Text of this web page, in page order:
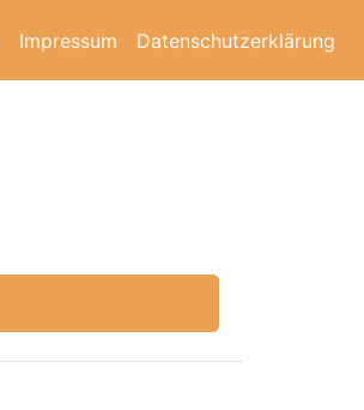
Impressum Datenschutzerklärung